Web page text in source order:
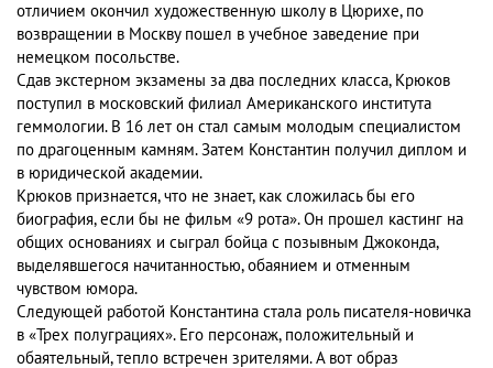
отличием окончил художественную школу в Цюрихе, по
возвращении в Москву пошел в учебное заведение при
немецком посольстве.
Сдав экстерном экзамены за два последних класса, Крюков
поступил в московский филиал Американского института
геммологии. В 16 лет он стал самым молодым специалистом
по драгоценным камням. Затем Константин получил диплом и
в юридической академии.
Крюков признается, что не знает, как сложилась бы его
биография, если бы не фильм «9 рота». Он прошел кастинг на
общих основаниях и сыграл бойца с позывным Джоконда,
выделявшегося начитанностью, обаянием и отменным
чувством юмора.
Следующей работой Константина стала роль писателя-новичка
в «Трех полуграциях». Его персонаж, положительный и
обаятельный, тепло встречен зрителями. А вот образ